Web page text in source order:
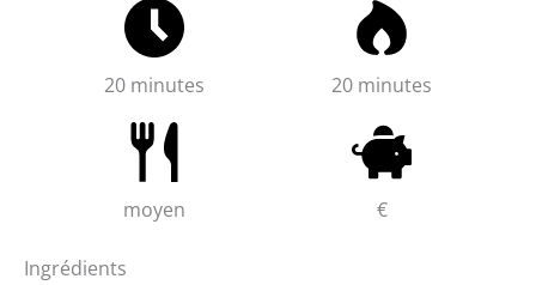
20 minutes 20 minutes
moyen €
Ingrédients